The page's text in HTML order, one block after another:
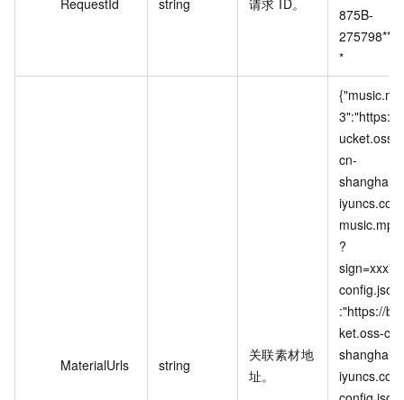
875B-
275798*****
*
MaterialUrls string
关联素材地
址。
{"music.mp
3":"https://b
ucket.oss-
cn-
shanghai.al
music.mp3
?
sign=xxx","
config.json"
:"https://
ket.oss-cn-
shanghai.al